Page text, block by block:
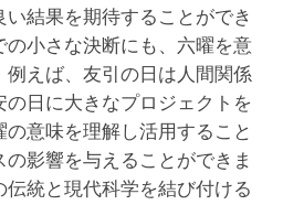
結果を期待することができ
の小さな決断にも、六曜を意
えば、友引の日は人間関係
の日に大きなプロジェクトを
意味を理解し活用すること
影響を与えることができま
統と現代科学を結び付ける